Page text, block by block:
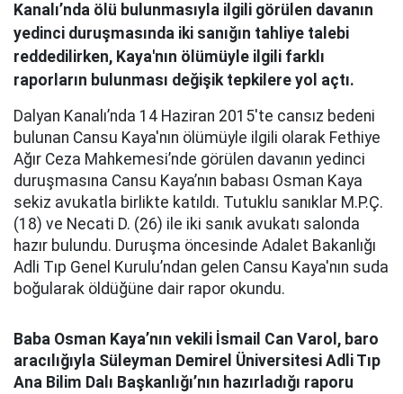
Kanalı’nda ölü bulunmasıyla ilgili görülen davanın
yedinci duruşmasında iki sanığın tahliye talebi
reddedilirken, Kaya'nın ölümüyle ilgili farklı
raporların bulunması değişik tepkilere yol açtı.
Dalyan Kanalı’nda 14 Haziran 2015'te cansız bedeni
bulunan Cansu Kaya'nın ölümüyle ilgili olarak Fethiye
Ağır Ceza Mahkemesi’nde görülen davanın yedinci
duruşmasına Cansu Kaya’nın babası Osman Kaya
sekiz avukatla birlikte katıldı. Tutuklu sanıklar M.P.Ç.
(18) ve Necati D. (26) ile iki sanık avukatı salonda
hazır bulundu. Duruşma öncesinde Adalet Bakanlığı
Adli Tıp Genel Kurulu’ndan gelen Cansu Kaya'nın suda
boğularak öldüğüne dair rapor okundu.
Baba Osman Kaya’nın vekili İsmail Can Varol, baro
aracılığıyla Süleyman Demirel Üniversitesi Adli Tıp
Ana Bilim Dalı Başkanlığı’nın hazırladığı raporu